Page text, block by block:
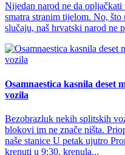
Nijedan narod ne da
smatra stranim tijelom. No,
slučaju, naš hrvatski narod ne
Osamnaestica kasnila deset
vozila
Bezobrazluk nekih splitskih
blokovi im ne znače ništa.
naše stanice U petak ujutro
krenuti u 9:30, krenula...